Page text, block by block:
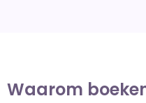
Waarom